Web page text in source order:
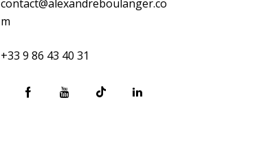
contact@alexandreboulanger.co
m
+33 9 86 43 40 31